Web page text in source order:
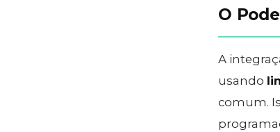
O
A
usando
comum.